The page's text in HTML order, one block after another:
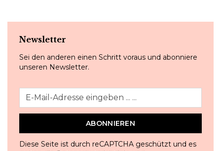
Newsletter
Sei den anderen einen Schritt voraus und abonniere
unseren Newsletter.
ABONNIEREN
Diese Seite ist durch reCAPTCHA geschützt und es